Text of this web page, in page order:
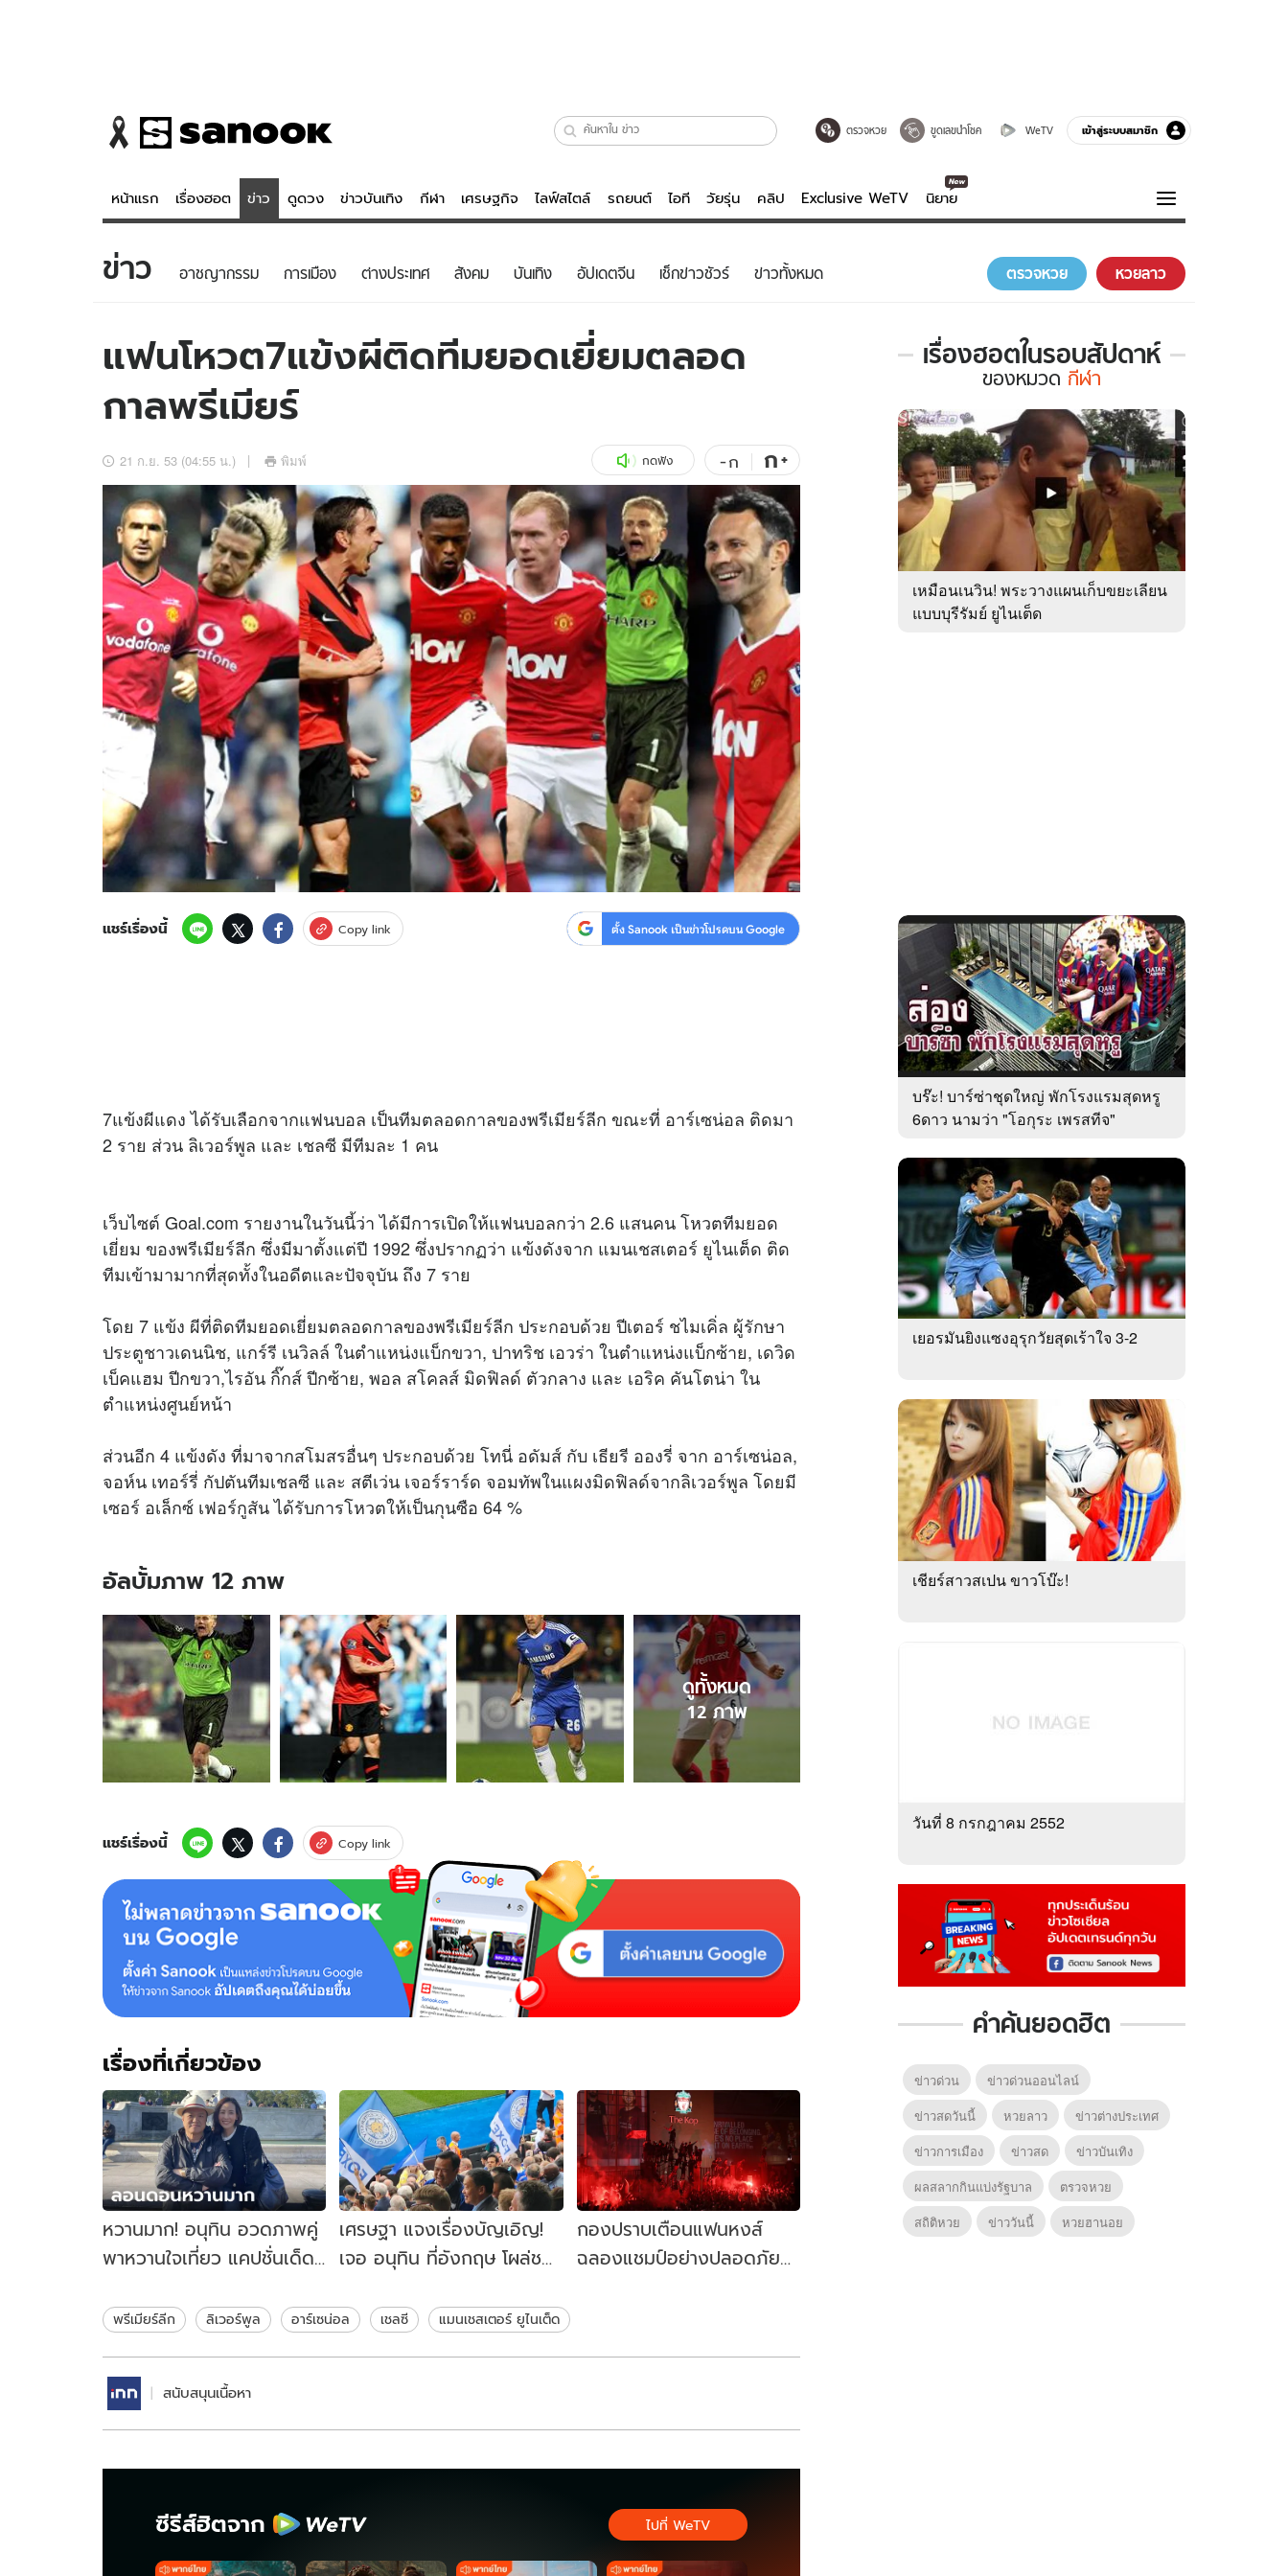
ตรวจหวย ขูดเลขนำโชค WeTV เข้าสู่ระบบสมาชิก
หน้าแรก เรื่องฮอต ข่าว ดูดวง ข่าวบันเทิง กีฬา เศรษฐกิจ ไลฟ์สไตล์ รถยนต์ ไอที วัยรุ่น คลิป Exclusive WeTV นิยาย
ข่าว
ข่าวบันเทิง
ข่าวกีฬา
ข่าวเศรษฐกิจ
อัปเดตจีน
เช็กข่าวชัวร์
ดูดวง - ตรวจหวย
สถิติหวยไทย
ไลฟ์สไตล์
ผู้ชาย
วัยรุ่น
สุขภาพ
เที่ยว-กิน
Tasteful Thailand
Sanook Choice
บันเทิงครบรส
ดูทีวี
WeTV
Exclusive WeTV
นิยาย
ความรู้รอบตัว
ฮาวทู
ดาวน์โหลดสนุกแอปฟรี ติดตามสนุกโซเชียลได้ที่
สงวนลิขสิทธิ์ © 2569บริษัท อิมเมจ ฟิวเจอร์ (ประเทศไทย) จำกัด
ข่าว อาชญากรรม การเมือง ต่างประเทศ สังคม บันเทิง อัปเดตจีน เช็กข่าวชัวร์ ข่าวทั้งหมด ตรวจหวย หวยลาว
แฟนโหวต7แข้งผีติดทีมยอดเยี่ยมตลอด
กาลพรีเมียร์
21 ก.ย. 53 (04:55 น.) พิมพ์ กดฟัง -ก ก+
แชร์เรื่องนี้ Copy link ตั้ง Sanook เป็นข่าวโปรดบน Google
7แข้งผีแดง ได้รับเลือกจากแฟนบอล เป็นทีมตลอดกาลของพรีเมียร์ลีก ขณะที่ อาร์เซน่อล ติดมา
2 ราย ส่วน ลิเวอร์พูล และ เชลซี มีทีมละ 1 คน
เว็บไซต์ Goal.com รายงานในวันนี้ว่า ได้มีการเปิดให้แฟนบอลกว่า 2.6 แสนคน โหวตทีมยอด
เยี่ยม ของพรีเมียร์ลีก ซึ่งมีมาตั้งแต่ปี 1992 ซึ่งปรากฏว่า แข้งดังจาก แมนเชสเตอร์ ยูไนเต็ด ติด
ทีมเข้ามามากที่สุดทั้งในอดีตและปัจจุบัน ถึง 7 ราย
โดย 7 แข้ง ผีที่ติดทีมยอดเยี่ยมตลอดกาลของพรีเมียร์ลีก ประกอบด้วย ปีเตอร์ ชไมเคิ่ล ผู้รักษา
ประตูชาวเดนนิช, แกร์รี เนวิลล์ ในตำแหน่งแบ็กขวา, ปาทริช เอวร่า ในตำแหน่งแบ็กซ้าย, เดวิด
เบ็คแฮม ปีกขวา,ไรอัน กิ๊กส์ ปีกซ้าย, พอล สโคลส์ มิดฟิลด์ ตัวกลาง และ เอริค คันโตน่า ใน
ตำแหน่งศูนย์หน้า
ส่วนอีก 4 แข้งดัง ที่มาจากสโมสรอื่นๆ ประกอบด้วย โทนี่ อดัมส์ กับ เธียรี อองรี่ จาก อาร์เซน่อล,
จอห์น เทอร์รี่ กัปตันทีมเชลซี และ สตีเว่น เจอร์ราร์ด จอมทัพในแผงมิดฟิลด์จากลิเวอร์พูล โดยมี
เซอร์ อเล็กซ์ เฟอร์กูสัน ได้รับการโหวตให้เป็นกุนซือ 64 %
อัลบั้มภาพ 12 ภาพ
อัลบั้ม
ภาพ
12
ภาพ
ของ
แฟน
โหวต7แข้ง
ติด
เยี่ยม
กาล
พรีเมียร์
ดูทั้งหมด
12ภาพ
แชร์เรื่องนี้ Copy link
เรื่องที่เกี่ยวข้อง
หวานมาก! อนุทิน อวดภาพคู่
พาหวานใจเที่ยว แคปชั่นเด็ด
เศรษฐา แจงเรื่องบัญเอิญ!
เจอ อนุทิน ที่อังกฤษ โผล่ชม
กองปราบเตือนแฟนหงส์
ฉลองแชมป์อย่างปลอดภัย
พรีเมียร์ลีก ลิเวอร์พูล อาร์เซน่อล เชลซี แมนเชสเตอร์ ยูไนเต็ด
สนับสนุนเนื้อหา
ซีรีส์ฮิตจาก ไปที่ WeTV
เรื่องฮอตในรอบสัปดาห์
เรื่อง
ใน
รอบ
สัปดาห์
ของ
หมวด
กีฬา
ของหมวด กีฬา
เหมือนเนวิน! พระวางแผนเก็บขยะเลียน
แบบบุรีรัมย์ ยูไนเต็ด
บร๊ะ! บาร์ซ่าชุดใหญ่ พักโรงแรมสุดหรู
6ดาว นามว่า "โอกุระ เพรสทีจ"
เยอรมันยิงแซงอุรุกวัยสุดเร้าใจ 3-2
เชียร์สาวสเปน ขาวโบ๊ะ!
วันที่ 8 กรกฎาคม 2552
คำค้นยอดฮิต
ข่าวด่วน
ข่าวด่วนออนไลน์
ข่าวสดวันนี้
หวยลาว
ข่าวต่างประเทศ
ข่าวการเมือง
ข่าวสด
ข่าวบันเทิง
ผลสลากกินแบ่งรัฐบาล
ตรวจหวย
สถิติหวย
ข่าววันนี้ หวยฮานอย